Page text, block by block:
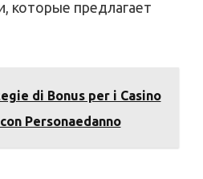
которые предлагает
di Bonus per i Casino
Personaedanno